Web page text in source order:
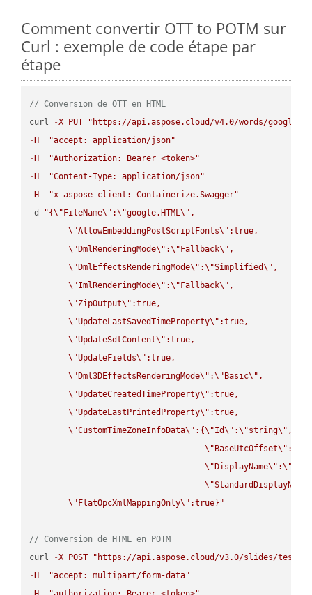
Comment convertir OTT to POTM sur
Curl : exemple de code étape par
étape
// Conversion de OTT en HTML
curl
-X PUT
"https://api.aspose.cloud/v4.0/words/
- H
"accept: application/json"
- H
"Authorization: Bearer <token>"
- H
"Content-Type: application/json"
- H
"x-aspose-client: Containerize.Swagger"
-d "{\" FileName\" :\"google.HTML\" ,
\"AllowEmbeddingPostScriptFonts\" :true,
\" DmlRenderingMode\" :\" Fallback\" ,
\" DmlEffectsRenderingMode\" :\"Simplified\" ,
\"ImlRenderingMode\" :\" Fallback\" ,
\"ZipOutput\" :true,
\"UpdateLastSavedTimeProperty\" :true,
\"UpdateSdtContent\" :true,
\"UpdateFields\" :true,
\" Dml3DEffectsRenderingMode\" :\" Basic\" ,
\"UpdateCreatedTimeProperty\" :true,
\"UpdateLastPrintedProperty\" :true,
\"CustomTimeZoneInfoData\" :{\"Id\" :\"string\" ,
\" BaseUtcOffset\" :
\" DisplayName\" :\"
\"StandardDisplayName
\" FlatOpcXmlMappingOnly\" :true}"
// Conversion de HTML en POTM
curl
-X POST
"https://api.aspose.cloud/v3.0/slides/test-
- H
"accept: multipart/form-data"